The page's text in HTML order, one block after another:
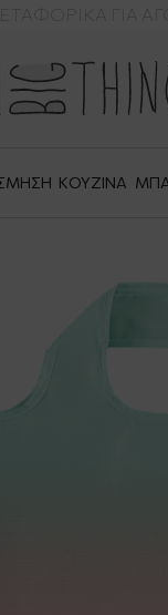
ΓΙΑ
ΚΟΥΖΙΝΑ